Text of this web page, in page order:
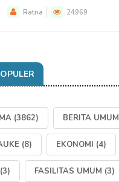
Ratna 24969
(3862) BERITA UMUM
(8) EKONOMI (4)
(3) FASILITAS UMUM (3)